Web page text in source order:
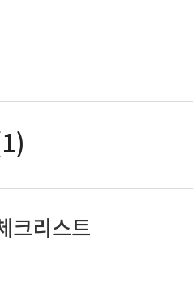
크리스트